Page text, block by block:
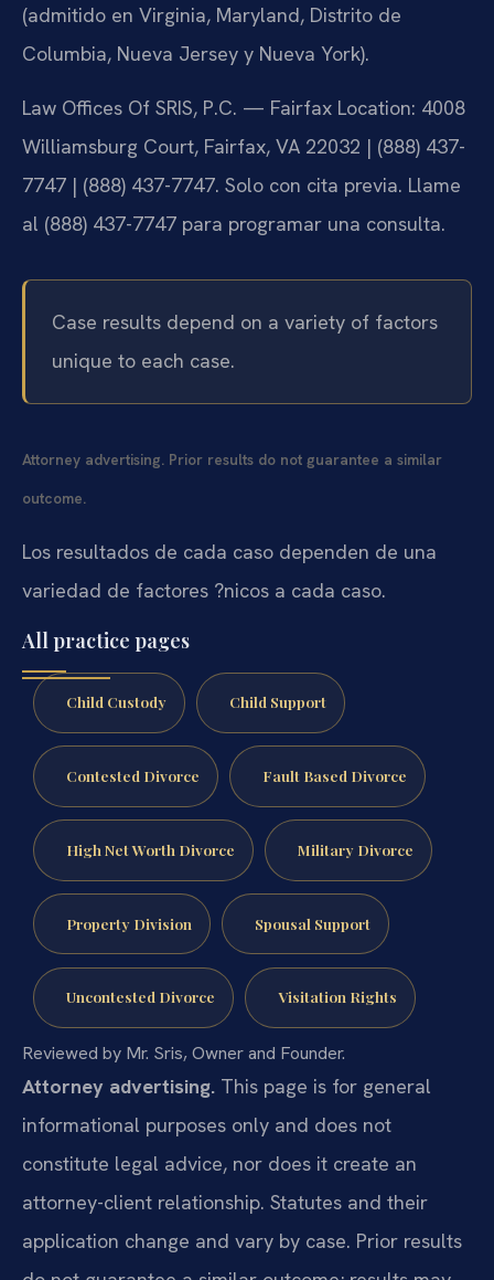
(admitido en Virginia, Maryland, Distrito de
Columbia, Nueva Jersey y Nueva York).
Law Offices Of SRIS, P.C. — Fairfax Location: 4008
Williamsburg Court, Fairfax, VA 22032 | (888) 437-
7747 | (888) 437-7747. Solo con cita previa. Llame
al (888) 437-7747 para programar una consulta.
Case results depend on a variety of factors
unique to each case.
Attorney advertising. Prior results do not guarantee a similar
outcome.
Los resultados de cada caso dependen de una
variedad de factores ?nicos a cada caso.
All practice pages
Child Custody Child Support
Contested Divorce Fault Based Divorce
High Net Worth Divorce Military Divorce
Property Division Spousal Support
Uncontested Divorce Visitation Rights
Reviewed by Mr. Sris, Owner and Founder.
Attorney advertising. This page is for general
informational purposes only and does not
constitute legal advice, nor does it create an
attorney-client relationship. Statutes and their
application change and vary by case. Prior results